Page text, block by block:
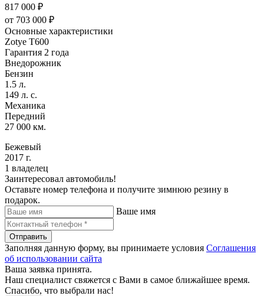
817 000 ₽
от 703 000 ₽
Основные характеристики
Zotye T600
Гарантия 2 года
Внедорожник
Бензин
1.5 л.
149 л. с.
Механика
Передний
27 000 км.
Бежевый
2017 г.
1 владелец
Заинтересовал автомобиль!
Оставьте номер телефона и получите зимнюю резину в
подарок.
Ваше имя
Отправить
Заполняя данную форму, вы принимаете условия Соглашения
об использовании сайта
Ваша заявка принята.
Наш специалист свяжется с Вами в самое ближайшее время.
Спасибо, что выбрали нас!